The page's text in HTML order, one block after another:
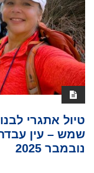
טיול אתגרי
שמש – עין
נובמבר 2025